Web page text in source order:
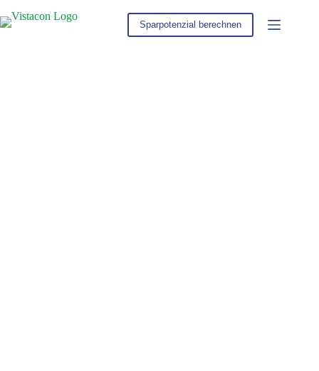
Inhalt
springen
Sparpotenzial berechnen